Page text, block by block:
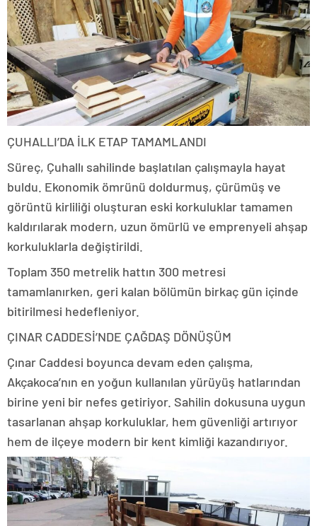
ÇUHALLI’DA İLK ETAP TAMAMLANDI
Süreç, Çuhallı sahilinde başlatılan çalışmayla hayat
buldu. Ekonomik ömrünü doldurmuş, çürümüş ve
görüntü kirliliği oluşturan eski korkuluklar tamamen
kaldırılarak modern, uzun ömürlü ve emprenyeli ahşap
korkuluklarla değiştirildi.
Toplam 350 metrelik hattın 300 metresi
tamamlanırken, geri kalan bölümün birkaç gün içinde
bitirilmesi hedefleniyor.
ÇINAR CADDESİ’NDE ÇAĞDAŞ DÖNÜŞÜM
Çınar Caddesi boyunca devam eden çalışma,
Akçakoca’nın en yoğun kullanılan yürüyüş hatlarından
birine yeni bir nefes getiriyor. Sahilin dokusuna uygun
tasarlanan ahşap korkuluklar, hem güvenliği artırıyor
hem de ilçeye modern bir kent kimliği kazandırıyor.